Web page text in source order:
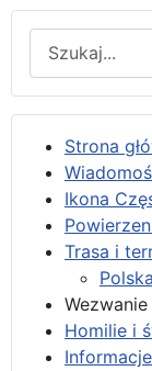
Strona
Ikona
Trasa i
Polska
Homilie i